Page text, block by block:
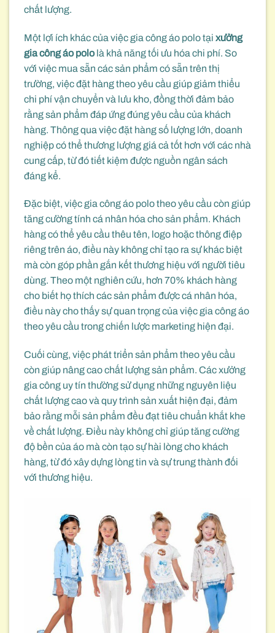
chất lượng.
Một lợi ích khác của việc gia công áo polo tại xưởng
gia công áo pololà khả năng tối ưu hóa chi phí. So
với việc mua sẵn các sản phẩm có sẵn trên thị
trường, việc đặt hàng theo yêu cầu giúp giảm thiểu
chi phí vận chuyển và lưu kho, đồng thời đảm bảo
rằng sản phẩm đáp ứng đúng yêu cầu của khách
hàng. Thông qua việc đặt hàng số lượng lớn, doanh
nghiệp có thể thương lượng giá cả tốt hơn với các nhà
cung cấp, từ đó tiết kiệm được nguồn ngân sách
đáng kể.
Đặc biệt, việc gia công áo polo theo yêu cầu còn giúp
tăng cường tính cá nhân hóa cho sản phẩm. Khách
hàng có thể yêu cầu thêu tên, logo hoặc thông điệp
riêng trên áo, điều này không chỉ tạo ra sự khác biệt
mà còn góp phần gắn kết thương hiệu với người tiêu
dùng. Theo một nghiên cứu, hơn 70% khách hàng
cho biết họ thích các sản phẩm được cá nhân hóa,
điều này cho thấy sự quan trọng của việc gia công áo
theo yêu cầu trong chiến lược marketing hiện đại.
Cuối cùng, việc phát triển sản phẩm theo yêu cầu
còn giúp nâng cao chất lượng sản phẩm. Các xưởng
gia công uy tín thường sử dụng những nguyên liệu
chất lượng cao và quy trình sản xuất hiện đại, đảm
bảo rằng mỗi sản phẩm đều đạt tiêu chuẩn khắt khe
về chất lượng. Điều này không chỉ giúp tăng cường
độ bền của áo mà còn tạo sự hài lòng cho khách
hàng, từ đó xây dựng lòng tin và sự trung thành đối
với thương hiệu.